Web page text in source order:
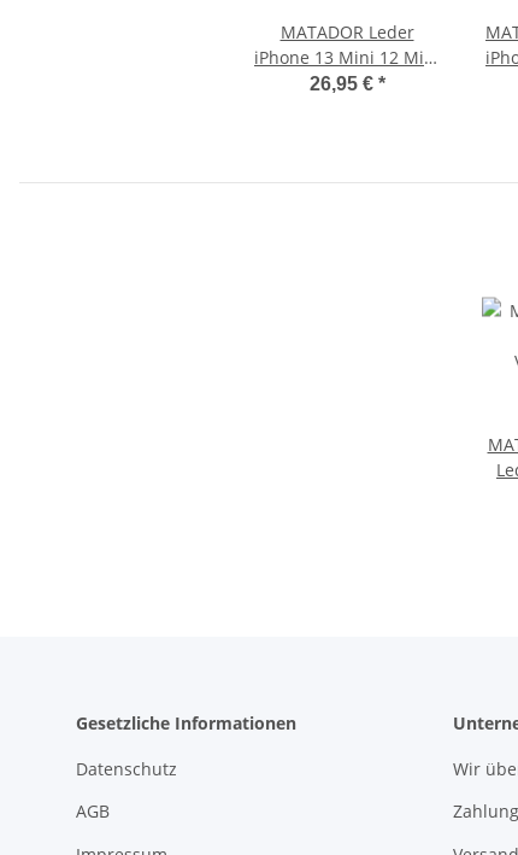
MATADOR Leder
iPhone 13 Mini 12 Mini
8 Gürteltasche Clip
26,95 € *
8
Gesetzliche Informationen
Datenschutz
AGB
Wir